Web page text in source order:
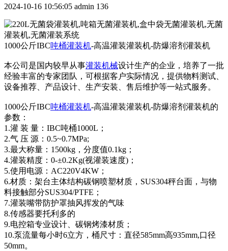
2024-10-16 10:56:05 admin 136
1000公斤IBC吨桶灌装机-高温灌装灌装机-防爆溶剂灌装机
本公司是国内较早从事灌装机械设计生产的企业，培养了一批
经验丰富的专家团队，可根据客户实际情况，提供物料测试、
设备推荐、产品设计、生产安装、售后维护等一站式服务。
1000公斤IBC吨桶灌装机-高温灌装灌装机-防爆溶剂灌装机的
参数：
1.灌 装 量：IBC吨桶1000L；
2.气 压 源：0.5~0.7MPa;
3.最大称量：1500kg，分度值0.1kg；
4.灌装精度：0-±0.2Kg(视灌装速度)；
5.使用电源：AC220V4KW；
6.材质：架台主体结构碳钢喷塑材质，SUS304秤台面，与物
料接触部分SUS304/PTFE；
7.灌装嘴带防护罩抽风挥发的气味
8.传感器要托利多的
9.电控箱专业设计、碳钢烤漆材质；
10.泵流量每小时6立方，桶尺寸：直径585mm高935mm,口径
50mm。